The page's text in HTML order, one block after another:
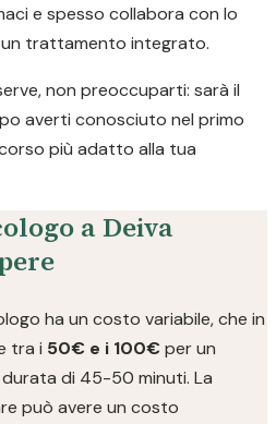
e spesso collabora con lo
trattamento integrato.
non preoccuparti: sarà il
averti conosciuto nel primo
più adatto alla tua
a Deiva
ha un costo variabile, che in
tra i 50€ e i 100€ per un
di 45-50 minuti. La
può avere un costo